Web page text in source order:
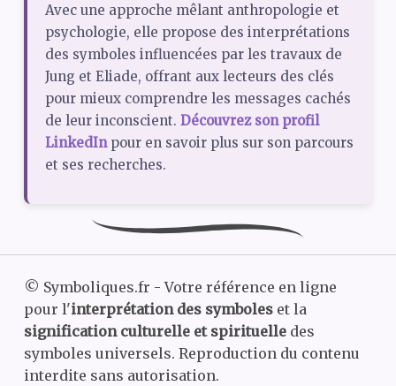
Avec une approche mêlant anthropologie et
psychologie, elle propose des interprétations
des symboles influencées par les travaux de
Jung et Eliade, offrant aux lecteurs des clés
pour mieux comprendre les messages cachés
de leur inconscient. Découvrez son profil
LinkedInpour en savoir plus sur son parcours
et ses recherches.
© Symboliques.fr - Votre référence en ligne
pour l'interprétation des symboleset la
signification culturelle et spirituelledes
symboles universels. Reproduction du contenu
interdite sans autorisation.